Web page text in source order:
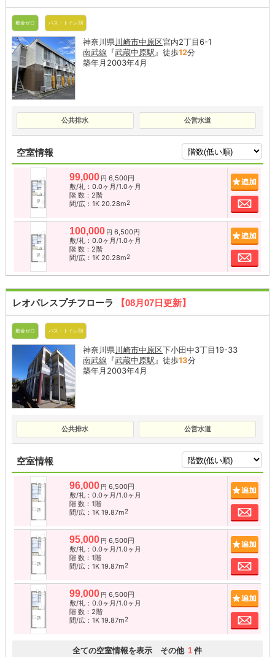
敷金ゼロ バス・トイレ別
神奈川県川崎市中原区宮内2丁目6-1
南武線 『武蔵中原駅 』徒歩12分
築年月2003年4月
公共排水 公営水道
空室情報
99,000 円 6,500円
敷/礼：0.0ヶ月/1.0ヶ月
階 数：2階
間/広：1K 20.28m2 お
100,000 円 6,500円
敷/礼：0.0ヶ月/1.0ヶ月
階 数：2階
間/広：1K 20.28m2 お
レオパレスプチフローラ 【08月07日更新】
敷金ゼロ バス・トイレ別
神奈川県川崎市中原区下小田中3丁目19-33
南武線 『武蔵中原駅』徒歩13分
築年月2003年4月
公共排水 公営水道
空室情報
96,000 円 6,500円
敷/礼：0.0ヶ月/1.0ヶ月
階 数：1階
間/広：1K 19.87m2 お
95,000 円 6,500円
敷/礼：0.0ヶ月/1.0ヶ月
階 数：1階
間/広：1K 19.87m2 お
99,000 円 6,500円
敷/礼：0.0ヶ月/1.0ヶ月
階 数：2階
間/広：1K 19.87m2 お
全ての空室情報を表示 その他 1 件